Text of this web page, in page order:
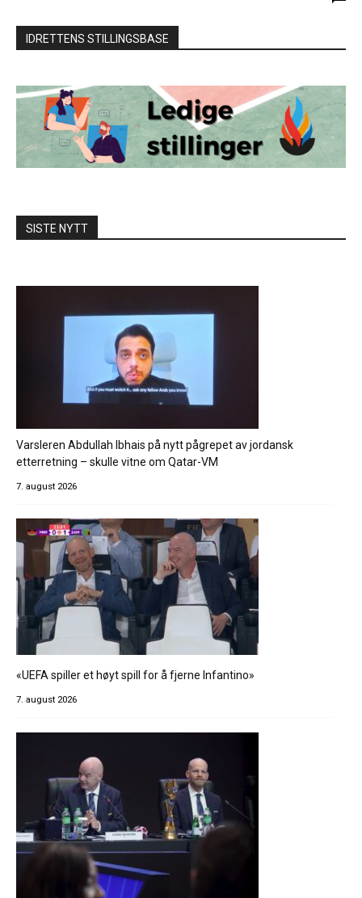
IDRETTENS STILLINGSBASE
SISTE NYTT
Varsleren Abdullah Ibhais på nytt pågrepet av jordansk
etterretning – skulle vitne om Qatar-VM
7. august 2026
«UEFA spiller et høyt spill for å fjerne Infantino»
7. august 2026